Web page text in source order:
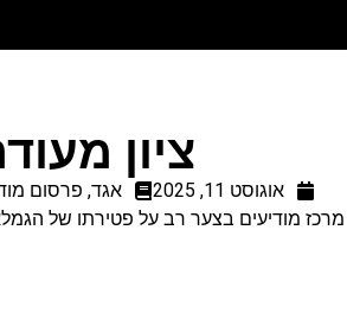
ציון
אוגוסט 11, 2025 אגד, פרסום
מודיעים בצער רב על פטירתו של